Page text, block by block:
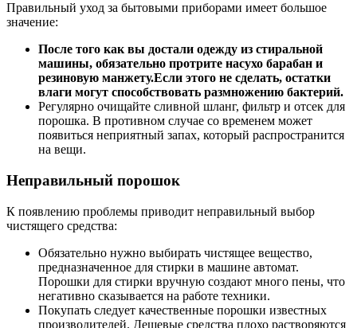
Правильный уход за бытовыми приборами имеет большое
значение:
После того как вы достали одежду из стиральной
машины, обязательно протрите насухо барабан и
резиновую манжету.Если этого не сделать, остатки
влаги могут способствовать размножению бактерий.
Регулярно очищайте сливной шланг, фильтр и отсек для
порошка. В противном случае со временем может
появиться неприятный запах, который распространится
на вещи.
Неправильный порошок
К появлению проблемы приводит неправильный выбор
чистящего средства:
Обязательно нужно выбирать чистящее вещество,
предназначенное для стирки в машине автомат.
Порошки для стирки вручную создают много пены, что
негативно сказывается на работе техники.
Покупать следует качественные порошки известных
производителей. Дешевые средства плохо растворяются